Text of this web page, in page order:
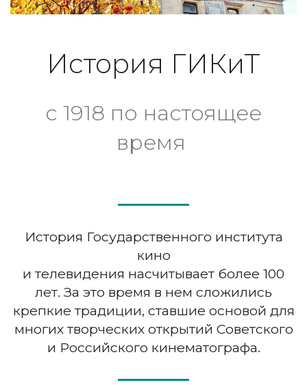
История ГИКиТ
c 1918 по настоящее
время
История Государственного института
кино
и телевидения насчитывает более 100
лет. За это время в нем сложились
крепкие традиции, ставшие основой для
многих творческих открытий Советского
и Российского кинематографа.